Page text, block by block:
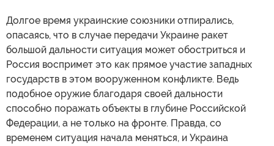
Долгое время украинские союзники отпирались,
опасаясь, что в случае передачи Украине ракет
большой дальности ситуация может обостриться и
Россия воспримет это как прямое участие западных
государств в этом вооруженном конфликте. Ведь
подобное оружие благодаря своей дальности
способно поражать объекты в глубине Российской
Федерации, а не только на фронте. Правда, со
временем ситуация начала меняться, и Украина